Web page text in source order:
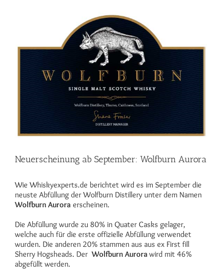
Neuerscheinung ab September: Wolfburn Aurora
Wie Whiskyexperts.de berichtet wird es im September die
neuste Abfüllung der Wolfburn Distillery unter dem Namen
Wolfburn Aurora erscheinen.
Die Abfüllung wurde zu 80% in Quater Casks gelager,
welche auch für die erste offizielle Abfüllung verwendet
wurden. Die anderen 20% stammen aus aus ex First fill
Sherry Hogsheads. Der Wolfburn Aurora wird mit 46%
abgefüllt werden.